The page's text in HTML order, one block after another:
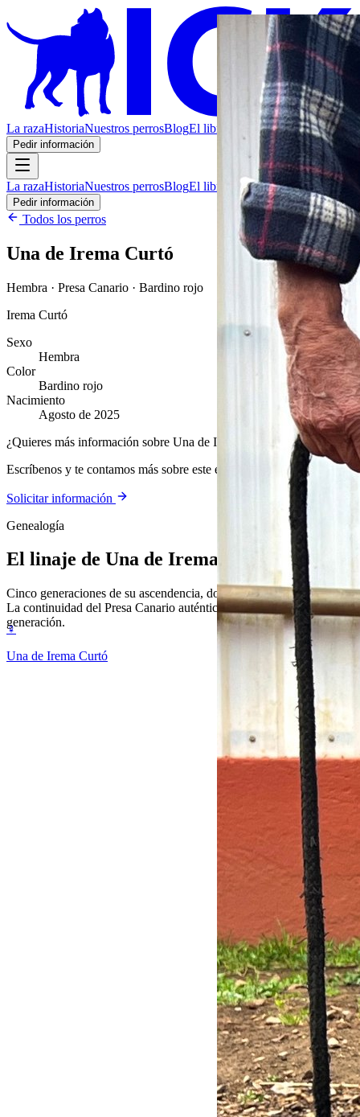
La razaHistoriaNuestros perrosBlogEl libro Contacto
Pedir información
La razaHistoriaNuestros perrosBlogEl libro Contacto
Pedir información
Todos los perros
Una de Irema Curtó
Hembra · Presa Canario · Bardino rojo
Irema Curtó
Sexo
Hembra
Color
Bardino rojo
Nacimiento
Agosto de 2025
¿Quieres más información sobre Una de Irema Curtó?
Escríbenos y te contamos más sobre este ejemplar y nuestra cría.
Solicitar información
Genealogía
El linaje de Una de Irema Curtó
Cinco generaciones de su ascendencia, documentada y verificable.
La continuidad del Presa Canario auténtico, generación tras
generación.
♀
Una de Irema Curtó